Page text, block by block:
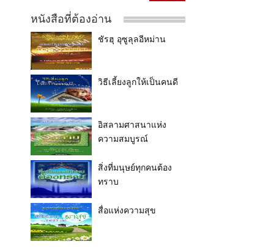
หนังสือที่ต้องอ่าน
ชัรฮุ อุซูลุลอีหม่าน
วิธีเลี้ยงลูกให้เป็นคนดี
อิสลามศาสนาแห่ง
ความสมบูรณ์
สิ่งที่มนุษย์ทุกคนต้อง
ทราบ
สื่อแห่งความสุข